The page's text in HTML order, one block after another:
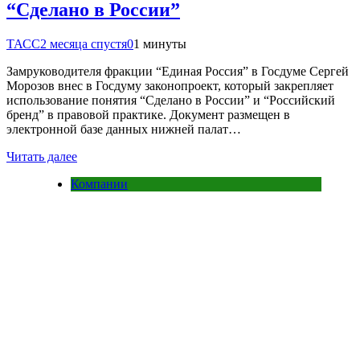
“Сделано в России”
ТАСС2 месяца спустя01 минуты
Замруководителя фракции “Единая Россия” в Госдуме Сергей
Морозов внес в Госдуму законопроект, который закрепляет
использование понятия “Сделано в России” и “Российский
бренд” в правовой практике. Документ размещен в
электронной базе данных нижней палат…
Читать далее
Компании